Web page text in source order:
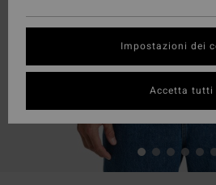
Impostazioni dei
Accetta tutti